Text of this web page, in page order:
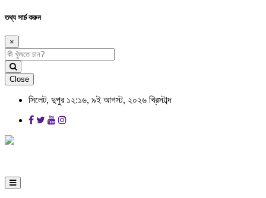
তথ্য সার্চ করুন
×
Close
সিলেট, দুপুর ১২:১৬, ৯ই আগস্ট, ২০২৬ খ্রিস্টাব্দ